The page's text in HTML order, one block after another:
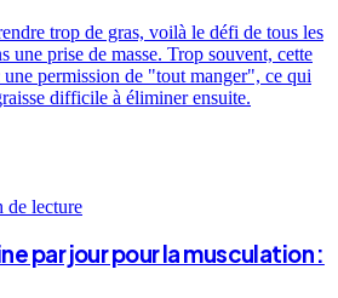
trop de gras, voilà le défi de tous les
une prise de masse. Trop souvent, cette
une permission de "tout manger", ce qui
difficile à éliminer ensuite.
de lecture
par jour pour la musculation :